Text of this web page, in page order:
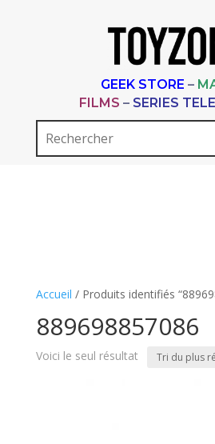
GEEK STORE –
FILMS – SERIES TELE
Accueil / Produits identifiés
889698857086
Voici le seul résultat